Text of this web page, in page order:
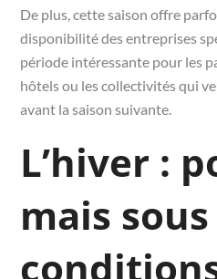
De plus, cette saison offre
disponibilité des entreprises
période intéressante pour les
hôtels ou les collectivités qui
avant la saison suivante.
L’hiver :
mais sous